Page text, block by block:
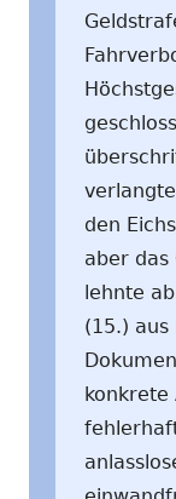
den
aber das
lehnte
(15.)
konkrete